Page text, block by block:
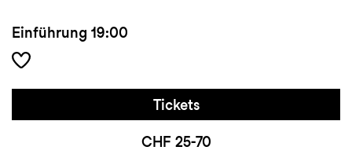
Einführung 19:00
Tickets
CHF 25-70